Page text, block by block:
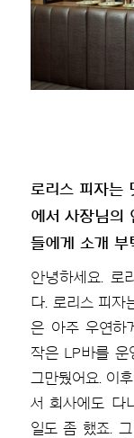
로리스 피자는
에서 사장님의
들에게 소개 부
안녕하세요. 로
다. 로리스 피자
은 아주 우연하
작은 LP바를 운
그만뒀어요. 이
서 회사에도 다
일도 좀 했죠.